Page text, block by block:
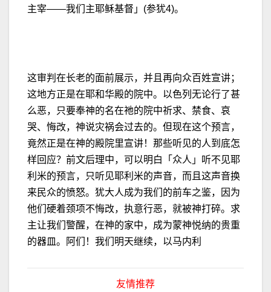
主宰——我们主耶稣基督」(参犹4)。
这审判在长老的面前展示，并且再向众百姓宣讲；
这地方正是在耶和华殿的院中。以色列无论行了甚
么恶，只要奉神的名在祂的院中祈求、禁食、哀
哭、悔改，神说灾祸会过去的。但现在这个预言，
竟然正是在神的殿院里宣讲！那些听见的人到底怎
样回应？前文后理中，可以明白「众人」听不见耶
利米的预言，只听见耶利米的声音，而且这声音换
来民众的愤怒。犹大人成为我们的前车之鉴，因为
他们硬着颈项不悔改，执意行恶，就被神打碎。求
主让我们警醒，在神的家中，成为蒙神悦纳的贵重
的器皿。阿们！我们明天继续，以马内利
友情推荐